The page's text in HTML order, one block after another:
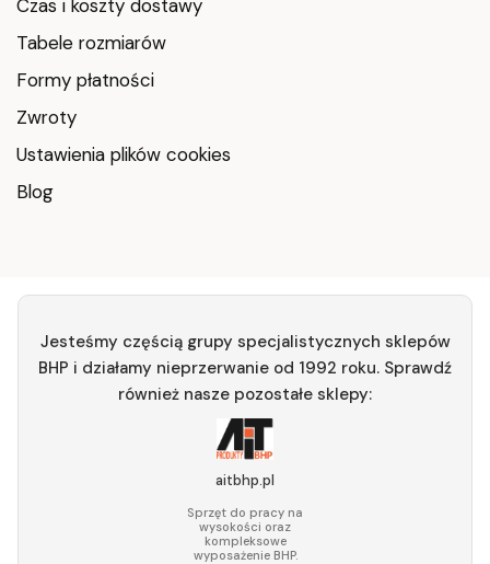
Czas i koszty dostawy
Tabele rozmiarów
Formy płatności
Zwroty
Ustawienia plików cookies
Blog
Jesteśmy częścią grupy specjalistycznych sklepów
BHP i działamy nieprzerwanie od 1992 roku. Sprawdź
również nasze pozostałe sklepy:
aitbhp.pl
Sprzęt do pracy na
wysokości oraz
kompleksowe
wyposażenie BHP.